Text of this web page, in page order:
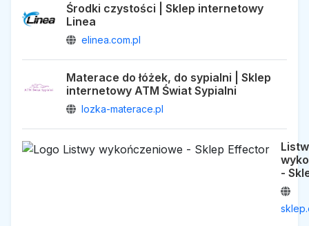
Środki czystości | Sklep internetowy
Linea
elinea.com.pl
Materace do łóżek, do sypialni | Sklep
internetowy ATM Świat Sypialni
lozka-materace.pl
-